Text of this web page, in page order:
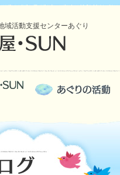
活動支援センターあぐり